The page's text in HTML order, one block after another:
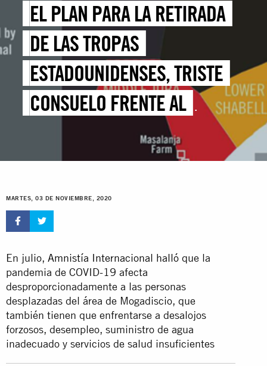
EL PLAN PARA LA RETIRADA
DE LAS TROPAS
ESTADOUNIDENSES, TRISTE
CONSUELO FRENTE AL
NÚMERO DE VÍCTIMAS
CIVILES DE LA GUERRA AÉREA
MARTES, 03 DE NOVIEMBRE, 2020
En julio, Amnistía Internacional halló que la
pandemia de COVID-19 afecta
desproporcionadamente a las personas
desplazadas del área de Mogadiscio, que
también tienen que enfrentarse a desalojos
forzosos, desempleo, suministro de agua
inadecuado y servicios de salud insuficientes